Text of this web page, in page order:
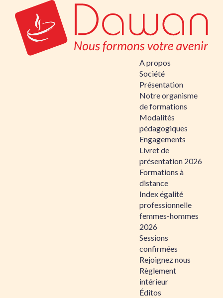
A propos
Société
Présentation
Notre organisme
de formations
Modalités
pédagogiques
Engagements
Livret de
présentation 2026
Formations à
distance
Index égalité
professionnelle
femmes-hommes
2026
Sessions
confirmées
Rejoignez nous
Règlement
intérieur
Éditos